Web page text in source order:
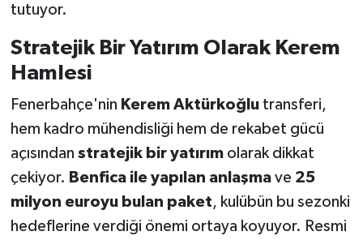
tutuyor.
Stratejik Bir Yatırım Olarak Kerem
Hamlesi
Fenerbahçe'nin Kerem Aktürkoğlutransferi,
hem kadro mühendisliği hem de rekabet gücü
açısından stratejik bir yatırımolarak dikkat
çekiyor. Benfica ile yapılan anlaşmave 25
milyon euroyu bulan paket, kulübün bu sezonki
hedeflerine verdiği önemi ortaya koyuyor. Resmi